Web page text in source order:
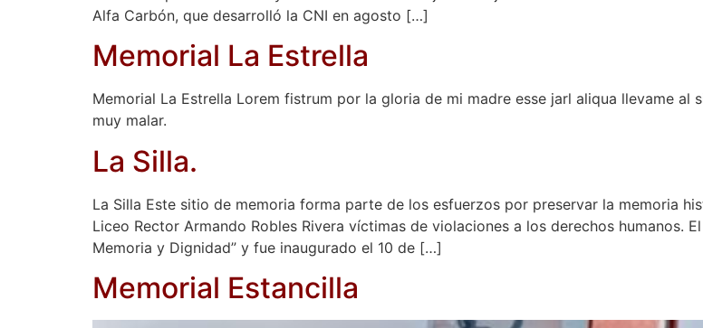
Alfa Carbón, que desarrolló la CNI en agosto […]
Memorial La Estrella
Memorial La Estrella Lorem fistrum por la gloria de mi madre esse jarl aliqua llevame al
muy malar.
La Silla.
La Silla Este sitio de memoria forma parte de los esfuerzos por preservar la memoria
Liceo Rector Armando Robles Rivera víctimas de violaciones a los derechos humanos.
Memoria y Dignidad” y fue inaugurado el 10 de […]
Memorial Estancilla